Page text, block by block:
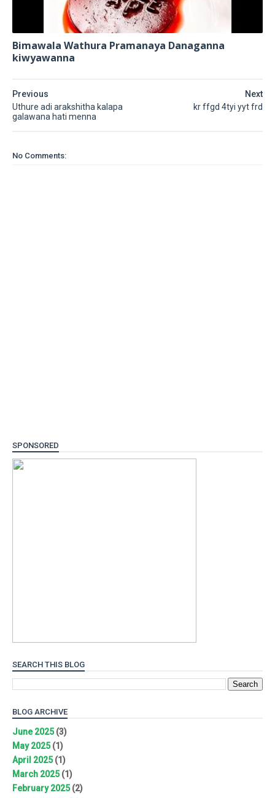
Bimawala Wathura Pramanaya Danaganna
kiwyawanna
Next
kr ffgd 4tyi yyt frd
Previous
Uthure adi arakshitha kalapa
galawana hati menna
No Comments:
SPONSORED
SEARCH THIS BLOG
BLOG ARCHIVE
June 2025(3)
May 2025(1)
April 2025(1)
March 2025(1)
February 2025(2)